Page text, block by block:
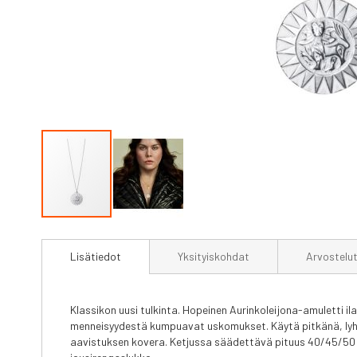
to
images
gallery
Lisätiedot
Klassikon uusi tulkinta. Hopeinen Aurinkoleijona-
menneisyydestä kumpuavat uskomukset. Käytä pitkänä,
aavistuksen kovera. Ketjussa säädettävä pituus 40/45/
Yksityiskohdat Arvostelut